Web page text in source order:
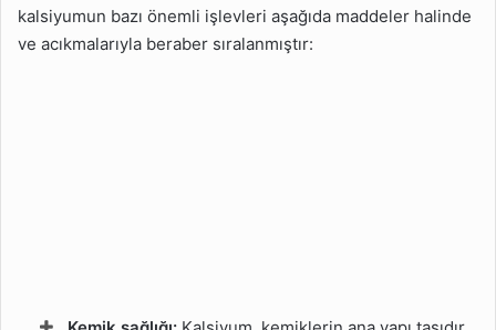
kalsiyumun bazı önemli işlevleri aşağıda maddeler halinde
ve acıkmalarıyla beraber sıralanmıştır: